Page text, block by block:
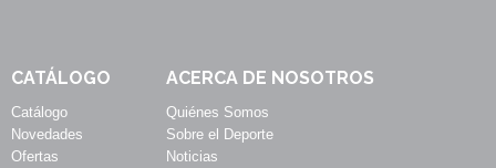
CATÁLOGO
Catálogo
Novedades
Ofertas
ACERCA DE NOSOTROS
Quiénes Somos
Sobre el Deporte
Noticias